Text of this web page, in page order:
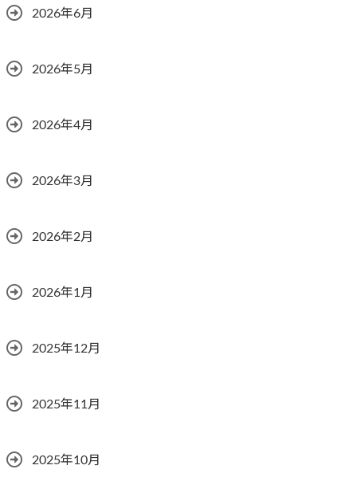
2026年6月
2026年5月
2026年4月
2026年3月
2026年2月
2026年1月
2025年12月
2025年11月
2025年10月